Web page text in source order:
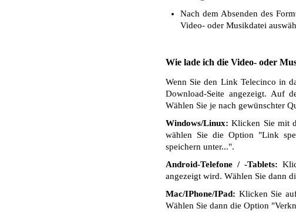
Nach dem Absenden des
Video- oder Musikdatei
Wie lade ich die Video- oder
Wenn Sie den Link Telecinco in
Download-Seite angezeigt. Auf
Wählen Sie je nach gewünschter
Windows/Linux: Klicken Sie mit
wählen Sie die Option "Link
speichern unter...".
Android-Telefone / -Tablets:
angezeigt wird. Wählen Sie dann
Mac/IPhone/IPad: Klicken Sie
Wählen Sie dann die Option